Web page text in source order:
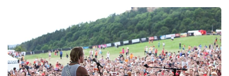
Virály
Sex a vztahy